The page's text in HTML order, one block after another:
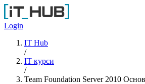
Перейти до основного вмісту
Login
IT Hub
/
IT курси
/
Team Foundation Server 2010